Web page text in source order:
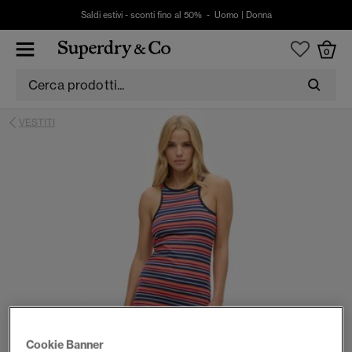
Saldi estivi - sconti fino al 50% - Uomo Donna
0
VESTITI
Cookie Banner